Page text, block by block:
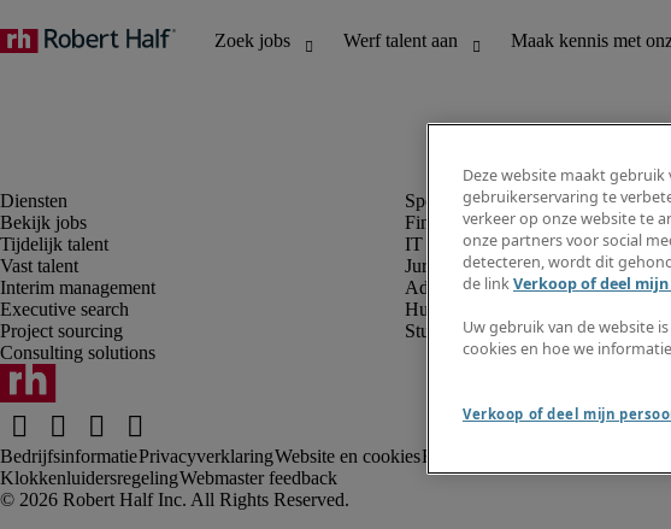
Bekijk jobs
Tijdelijk talent
Vast talent
Interim management
Executive search
Project sourcing
Consulting solutions
Finance en boekhouding
IT en digital
Juridisch
Administratie en office support
Human resources
Student
BedrijfsinformatiePrivacyverklaringWebsite en cookiesRekruteringsvoorwaarden
KlokkenluidersregelingWebmaster feedback
Deze website maakt
gebruikerservaring te
verkeer op onze website te
onze partners voor social
detecteren, wordt dit
de linkVerkoop of deel
Uw gebruik van de website
cookies en hoe we
Verkoop of deel mijn